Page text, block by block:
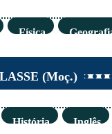
Física
(Moç.)
História Inglês